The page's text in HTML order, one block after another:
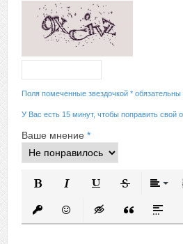
Поля помеченные звездочкой * обязательны
У Вас есть 15 минут, чтобы поправить свой
Ваше мнение *
Вставить защищенную ссылку
Вставить смайлик
Вставка скрытого
Вставка